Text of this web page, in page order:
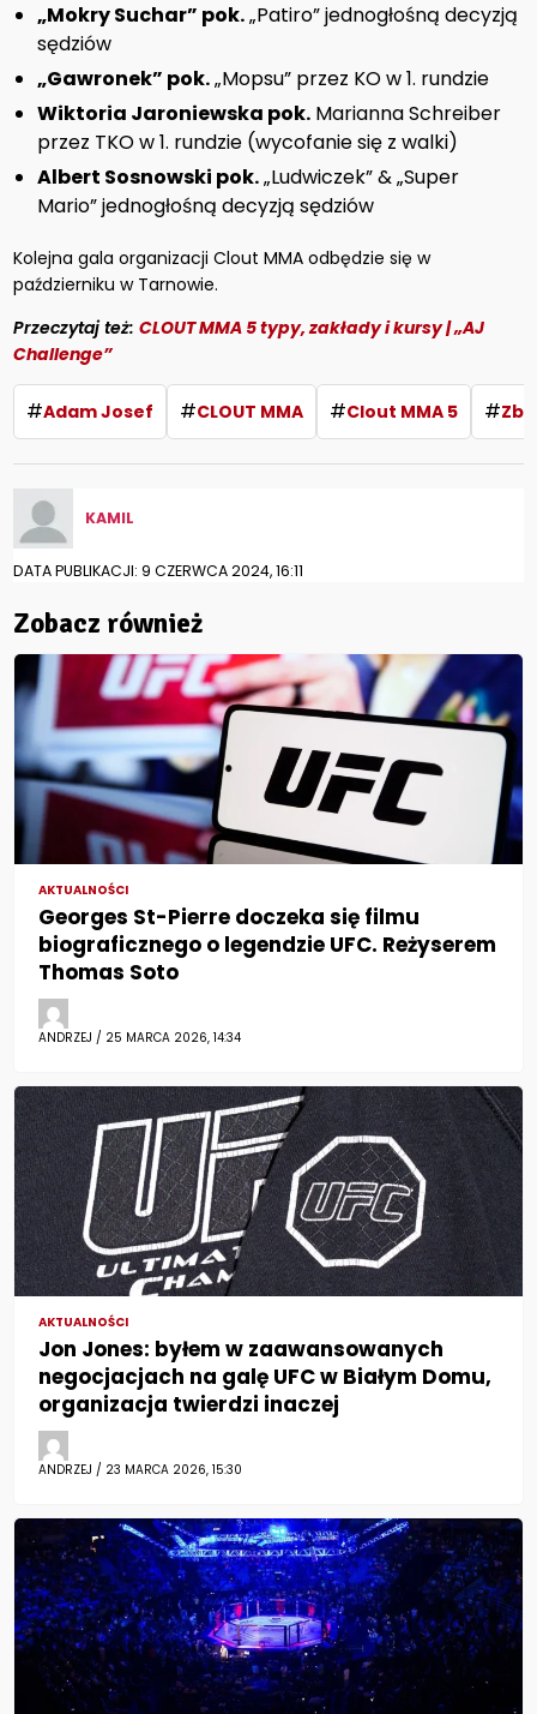
„Mokry Suchar” pok.„Patiro” jednogłośną decyzją
sędziów
„Gawronek” pok.„Mopsu” przez KO w 1. rundzie
Wiktoria Jaroniewska pok. Marianna Schreiber
przez TKO w 1. rundzie (wycofanie się z walki)
Albert Sosnowski pok.„Ludwiczek” & „Super
Mario” jednogłośną decyzją sędziów
Kolejna gala organizacji Clout MMA odbędzie się w
październiku w Tarnowie.
Przeczytaj też:CLOUT MMA 5 typy, zakłady i kursy | „AJ
Challenge”
#Adam Josef #CLOUT MMA #Clout MMA 5 #
KAMIL
DATA PUBLIKACJI: 9 CZERWCA 2024, 16:11
Zobacz również
AKTUALNOŚCI
Georges St-Pierre doczeka się filmu
biograficznego o legendzie UFC. Reżyserem
Thomas Soto
ANDRZEJ / 25 MARCA 2026, 14:34
AKTUALNOŚCI
Jon Jones: byłem w zaawansowanych
negocjacjach na galę UFC w Białym Domu,
organizacja twierdzi inaczej
ANDRZEJ / 23 MARCA 2026, 15:30